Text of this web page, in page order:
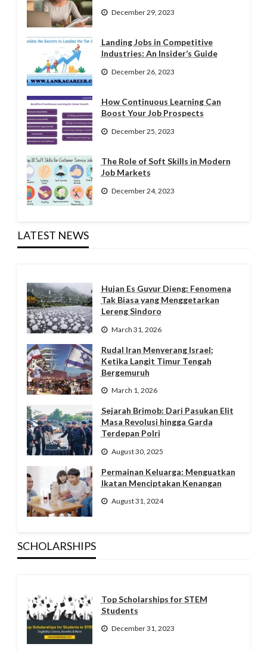
December 29, 2023
Landing Jobs in Competitive
Industries: An Insider’s Guide
December 26, 2023
How Continuous Learning Can
Boost Your Job Prospects
December 25, 2023
The Role of Soft Skills in Modern
Job Markets
December 24, 2023
LATEST NEWS
Hujan Es Guyur Dieng: Fenomena
Tak Biasa yang Menggetarkan
Lereng Sindoro
March 31, 2026
Rudal Iran Menyerang Israel:
Ketika Langit Timur Tengah
Bergemuruh
March 1, 2026
Sejarah Brimob: Dari Pasukan Elit
Masa Revolusi hingga Garda
Terdepan Polri
August 30, 2025
Permainan Keluarga: Menguatkan
Ikatan Menciptakan Kenangan
August 31, 2024
SCHOLARSHIPS
Top Scholarships for STEM
Students
December 31, 2023